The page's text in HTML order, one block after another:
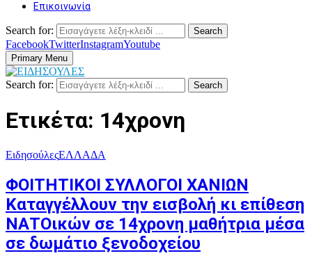
Επικοινωνία
Search for: Search
FacebookTwitterInstagramYoutube
Primary Menu
Search for: Search
Ετικέτα: 14χρονη
ΕιδησούλεςΕΛΛΑΔΑ
ΦΟΙΤΗΤΙΚΟΙ ΣΥΛΛΟΓΟΙ ΧΑΝΙΩΝ
Καταγγέλλουν την εισβολή κι επίθεση
ΝΑΤΟικών σε 14χρονη μαθήτρια μέσα
σε δωμάτιο ξενοδοχείου